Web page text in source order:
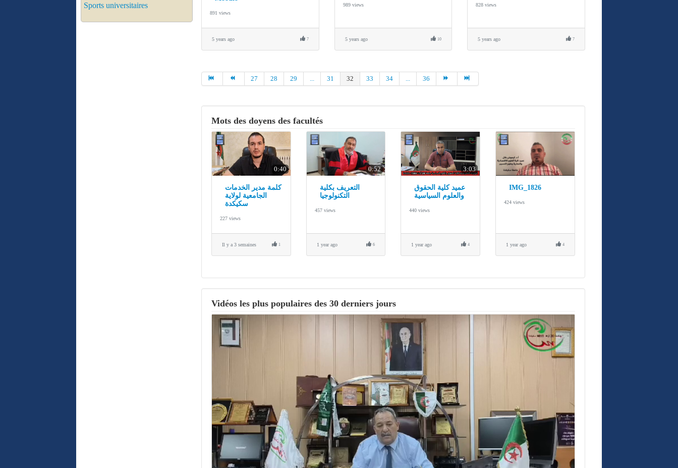
Sports universitaires
891 views
5 years ago 7
989 views
5 years ago 10
828 views
5 years ago 7
27 28 29 31 32 33 34 36
Mots des doyens des facultés
0:40
كلمة مدير الخدمات
الجامعية لولاية
سكيكدة
227 views
Il y a 3 semaines 1
0:52
التعريف بكلية
التكنولوجيا
457 views
1 year ago 6
3:03
عميد كلية الحقوق
والعلوم السياسية
440 views
1 year ago 4
IMG_1826
424 views
1 year ago 4
Vidéos les plus populaires des 30 derniers jours